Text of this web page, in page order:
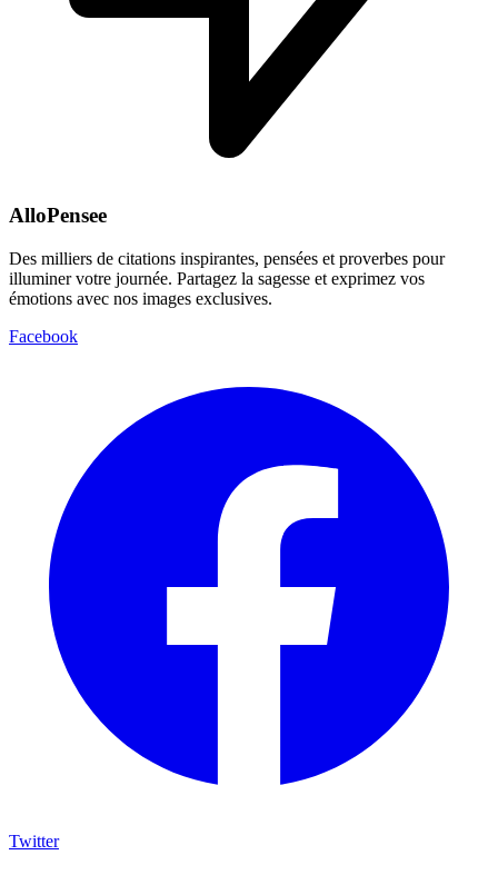
AlloPensee
Des milliers de citations inspirantes, pensées et proverbes pour
illuminer votre journée. Partagez la sagesse et exprimez vos
émotions avec nos images exclusives.
Facebook
Twitter